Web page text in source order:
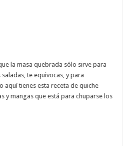
la masa quebrada sólo sirve para
saladas, te equivocas, y para
aquí tienes esta receta de quiche
y mangas que está para chuparse los